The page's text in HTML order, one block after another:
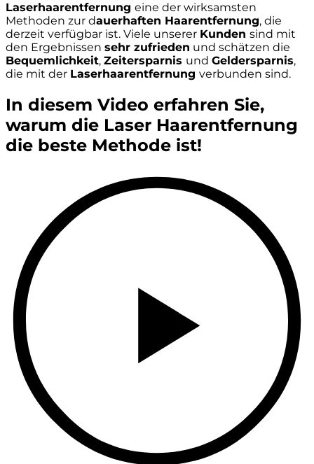
Laserhaarentfernung eine der wirksamsten
Methoden zur dauerhaften Haarentfernung, die
derzeit verfügbar ist. Viele unserer Kunden sind mit
den Ergebnissen sehr zufrieden und schätzen die
Bequemlichkeit, Zeitersparnis und Geldersparnis,
die mit der Laserhaarentfernung verbunden sind.
In diesem Video erfahren Sie,
warum die Laser Haarentfernung
die beste Methode ist!